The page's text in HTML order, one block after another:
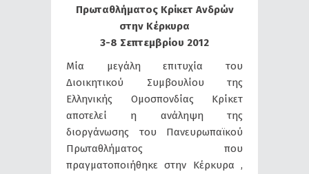
Πρωταθλήματος Κρίκετ Ανδρών
στην Κέρκυρα
3-8 Σεπτεμβρίου 2012
Μία μεγάλη επιτυχία του
Διοικητικού Συμβουλίου της
Ελληνικής Ομοσπονδίας Κρίκετ
αποτελεί η ανάληψη της
διοργάνωσης του Πανευρωπαϊκού
Πρωταθλήματος που
πραγματοποιήθηκε στην Κέρκυρα ,